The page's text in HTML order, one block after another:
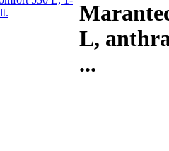
L,
...